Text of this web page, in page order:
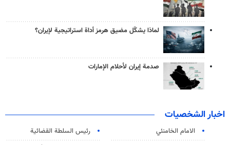
لماذا يشكّل مضيق هرمز أداة استراتيجية لإيران؟
صدمة إيران لأحلام الإمارات
اخبار الشخصيات
الامام الخامنئي
رئیس السلطة القضائیة